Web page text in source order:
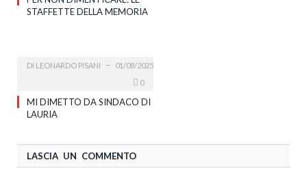
STAFFETTE DELLA MEMORIA
DI LEONARDO PISANI
01/08/2025
0
MI DIMETTO DA SINDACO DI
LAURIA
LASCIA UN COMMENTO